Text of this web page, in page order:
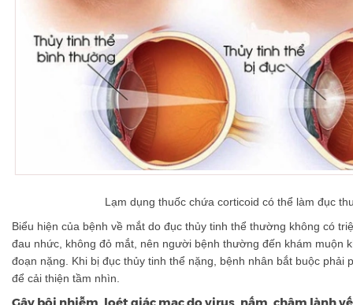
Lạm dụng thuốc chứa corticoid có thể làm đục
Biểu hiện của bệnh về mắt do đục thủy tinh thể thường không có
đau nhức, không đỏ mắt, nên người bệnh thường đến khám muộn
đoạn nặng. Khi bị đục thủy tinh thể nặng, bệnh nhân bắt buộc phải
để cải thiện tầm nhìn.